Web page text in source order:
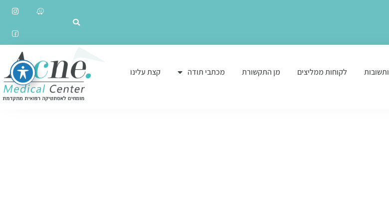
לקוחות ממליצים מן התקשורת מכתבי תודה
קצת עלינו